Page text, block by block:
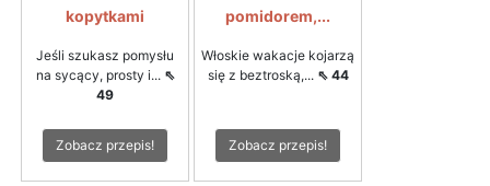
kopytkami
Jeśli szukasz pomysłu
na sycący, prosty i... ⇖
49
Zobacz przepis!
pomidorem,...
Włoskie wakacje kojarzą
się z beztroską,... ⇖ 44
Zobacz przepis!